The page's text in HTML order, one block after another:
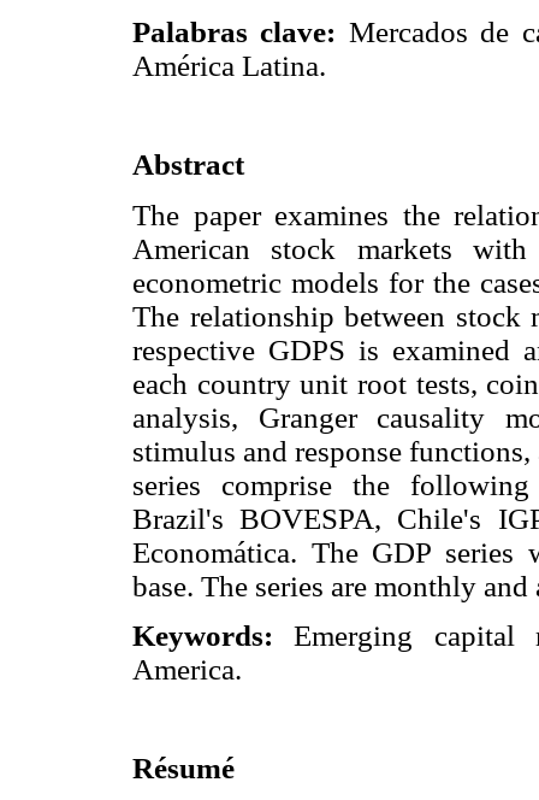
Palabras clave: Mercados de
América Latina.
Abstract
The paper examines the
American stock markets
econometric models for the
The relationship between stock
respective GDPS is examined
each country unit root tests,
analysis, Granger causality
stimulus and response
series comprise the
Brazil's BOVESPA, Chile's
Economática. The GDP series
base. The series are monthly
Keywords: Emerging capital
America.
Résumé